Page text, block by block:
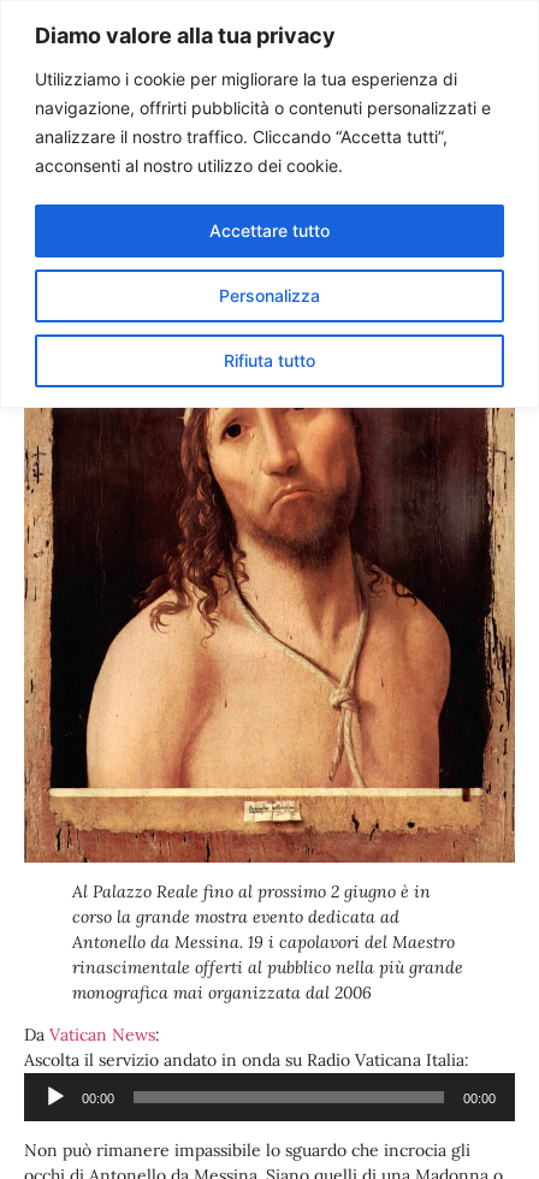
Diamo valore alla tua privacy
Utilizziamo i cookie per migliorare la tua esperienza di
navigazione, offrirti pubblicità o contenuti personalizzati e
analizzare il nostro traffico. Cliccando “Accetta tutti”,
acconsenti al nostro utilizzo dei cookie.
Personalizza
Rifiuta tutto
Accettare tutto
Paolo Ondarza
Uno sguardo che interpella.
Antonello da Messina in
mostra a Milano
Al Palazzo Reale fino al prossimo 2 giugno è in
corso la grande mostra evento dedicata ad
Antonello da Messina. 19 i capolavori del Maestro
rinascimentale offerti al pubblico nella più grande
monografica mai organizzata dal 2006
Da Vatican News:
Ascolta il servizio andato in onda su Radio Vaticana Italia:
00:00 00:00
Non può rimanere impassibile lo sguardo che incrocia gli